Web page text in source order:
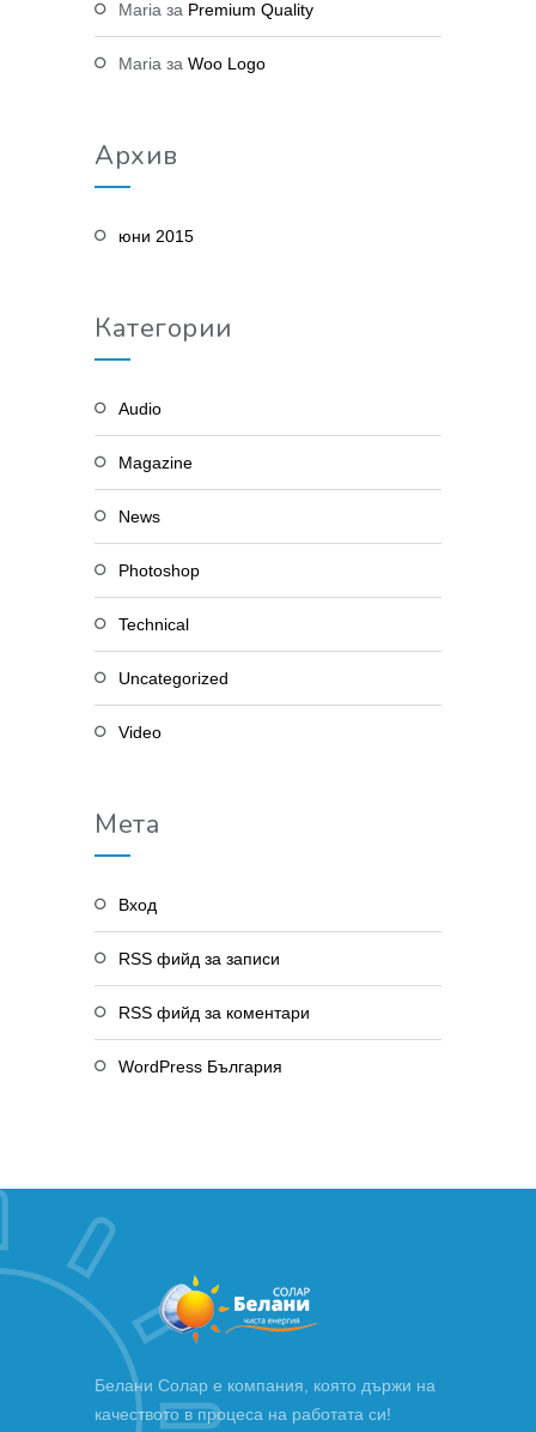
Maria за Premium Quality
Maria за Woo Logo
Архив
юни 2015
Категории
Audio
Magazine
News
Photoshop
Technical
Uncategorized
Video
Мета
Вход
RSS фийд за записи
RSS фийд за коментари
WordPress България
Белани Солар е компания, която държи на
качеството в процеса на работата си!